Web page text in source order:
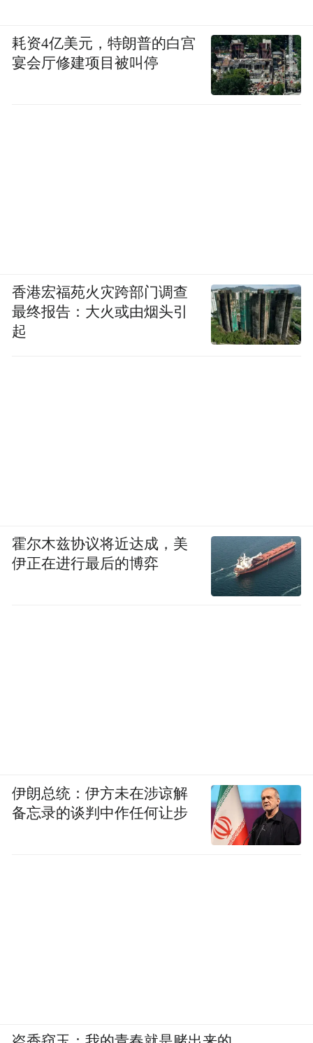
耗资4亿美元，特朗普的白宫
宴会厅修建项目被叫停
香港宏福苑火灾跨部门调查
最终报告：大火或由烟头引
起
霍尔木兹协议将近达成，美
伊正在进行最后的博弈
伊朗总统：伊方未在涉谅解
备忘录的谈判中作任何让步